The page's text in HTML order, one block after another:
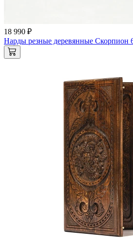
18 990 ₽
Нарды резные деревянные Скорпион